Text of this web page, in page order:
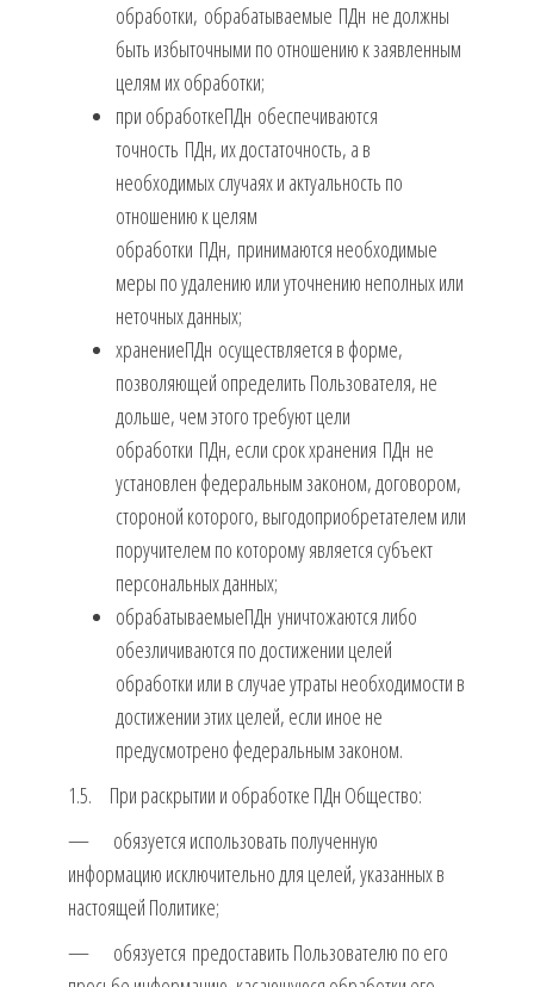
обработки, обрабатываемые ПДн не должны
быть избыточными по отношению к заявленным
целям их обработки;
при обработкеПДн обеспечиваются
точность ПДн, их достаточность, а в
необходимых случаях и актуальность по
отношению к целям
обработки ПДн, принимаются необходимые
меры по удалению или уточнению неполных или
неточных данных;
хранениеПДн осуществляется в форме,
позволяющей определить Пользователя, не
дольше, чем этого требуют цели
обработки ПДн, если срок хранения ПДн не
установлен федеральным законом, договором,
стороной которого, выгодоприобретателем или
поручителем по которому является субъект
персональных данных;
обрабатываемыеПДн уничтожаются либо
обезличиваются по достижении целей
обработки или в случае утраты необходимости в
достижении этих целей, если иное не
предусмотрено федеральным законом.
1.5. При раскрытии и обработке ПДн Общество:
— обязуется использовать полученную
информацию исключительно для целей, указанных в
настоящей Политике;
— обязуется предоставить Пользователю по его